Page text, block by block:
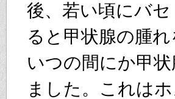
後、若い頃にバ
ると甲状腺の腫
いつの間にか甲
ました。これは